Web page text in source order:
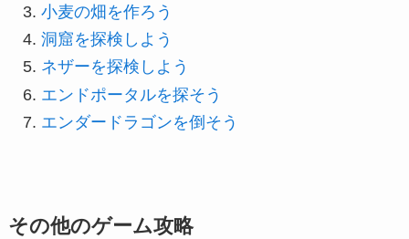
小麦の畑を作ろう
洞窟を探検しよう
ネザーを探検しよう
エンドポータルを探そう
エンダードラゴンを倒そう
その他のゲーム攻略